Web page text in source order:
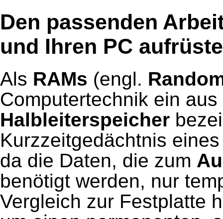
Den passenden
und Ihren PC
Als RAMs (engl.
Computertechnik ein
Halbleiterspeicher
Kurzzeitgedächtnis
da die Daten, die zum
benötigt werden, nur
Vergleich zur Festplatte